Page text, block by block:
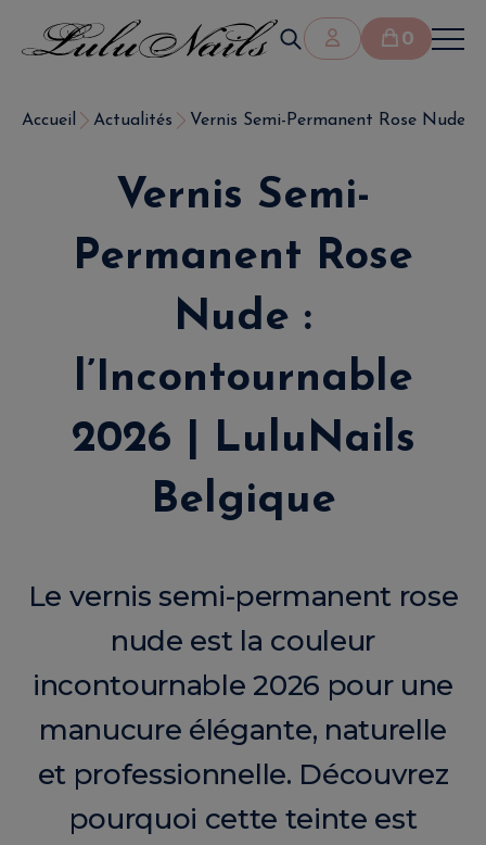
0
Accueil Actualités Vernis Semi-Permanent Rose Nude :
Vernis Semi-
Permanent Rose
Nude :
l’Incontournable
2026 | LuluNails
Belgique
Le vernis semi-permanent rose
nude est la couleur
incontournable 2026 pour une
manucure élégante, naturelle
et professionnelle. Découvrez
pourquoi cette teinte est